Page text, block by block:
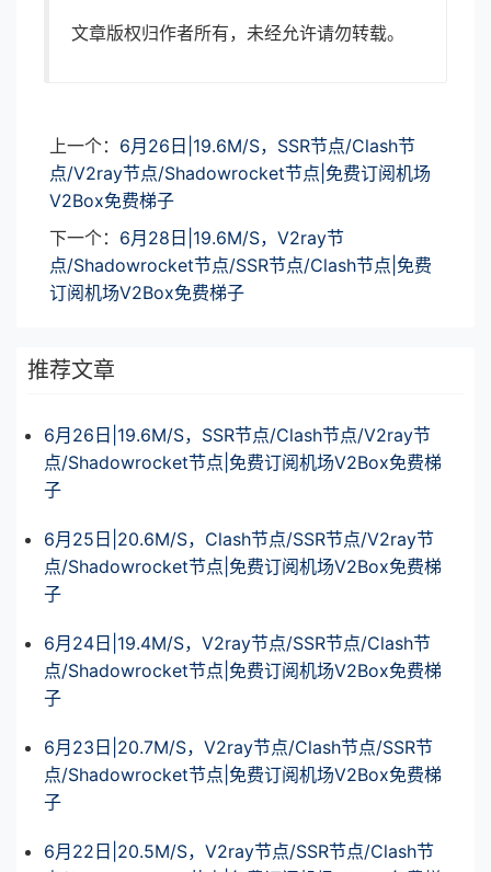
文章版权归作者所有，未经允许请勿转载。
上一个： 6月26日|19.6M/S，SSR节点/Clash节
点/V2ray节点/Shadowrocket节点|免费订阅机场
V2Box免费梯子
下一个： 6月28日|19.6M/S，V2ray节
点/Shadowrocket节点/SSR节点/Clash节点|免费
订阅机场V2Box免费梯子
推荐文章
6月26日|19.6M/S，SSR节点/Clash节点/V2ray节
点/Shadowrocket节点|免费订阅机场V2Box免费梯
子
6月25日|20.6M/S，Clash节点/SSR节点/V2ray节
点/Shadowrocket节点|免费订阅机场V2Box免费梯
子
6月24日|19.4M/S，V2ray节点/SSR节点/Clash节
点/Shadowrocket节点|免费订阅机场V2Box免费梯
子
6月23日|20.7M/S，V2ray节点/Clash节点/SSR节
点/Shadowrocket节点|免费订阅机场V2Box免费梯
子
6月22日|20.5M/S，V2ray节点/SSR节点/Clash节